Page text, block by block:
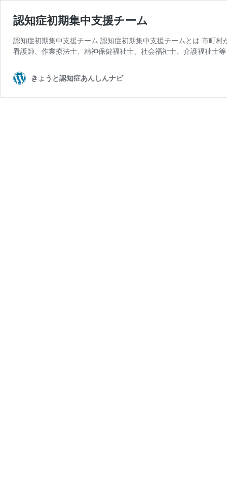
認知症初期集中支援チーム
認知症初期集中支援チーム 認知症初期集中支援チームとは 市町
看護師、作業療法士、精神保健福祉士、社会福祉士、介護福祉士
きょうと認知症あんしんナビ